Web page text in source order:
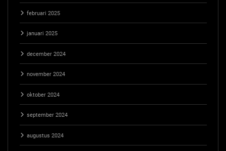
februari 2025
januari 2025
december 2024
november 2024
oktober 2024
september 2024
augustus 2024